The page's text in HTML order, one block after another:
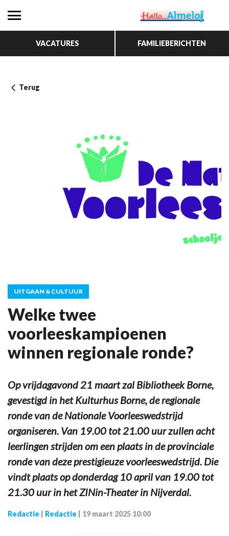
VACATURES FAMILIEBERICHTEN
Terug
UITGAAN & CULTUUR
Welke twee
voorleeskampioenen
winnen regionale ronde?
Op vrijdagavond 21 maart zal Bibliotheek Borne,
gevestigd in het Kulturhus Borne, de regionale
ronde van de Nationale Voorleeswedstrijd
organiseren. Van 19.00 tot 21.00 uur zullen acht
leerlingen strijden om een plaats in de provinciale
ronde van deze prestigieuze voorleeswedstrijd. Die
vindt plaats op donderdag 10 april van 19.00 tot
21.30 uur in het ZINin-Theater in Nijverdal.
Redactie Redactie 19 maart 2025 10:00